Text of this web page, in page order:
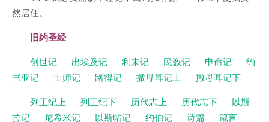
然居住。
旧约圣经
创世记 出埃及记 利未记 民数记 申命记
约
书亚记
士师记 路得记 撒母耳记上
撒母耳记下
列王纪上
列王纪下 历代志上 历代志下
以斯
拉记
尼希米记 以斯帖记 约伯记 诗篇
箴言